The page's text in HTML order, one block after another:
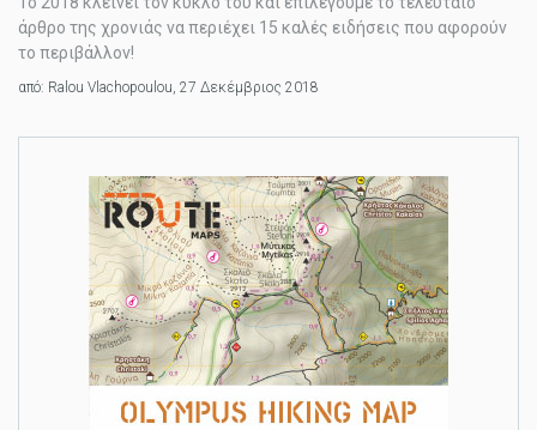
άρθρο της χρονιάς να περιέχει 15 καλές ειδήσεις που αφορούν
το περιβάλλον!
από: Ralou Vlachopoulou, 27 Δεκέμβριος 2018